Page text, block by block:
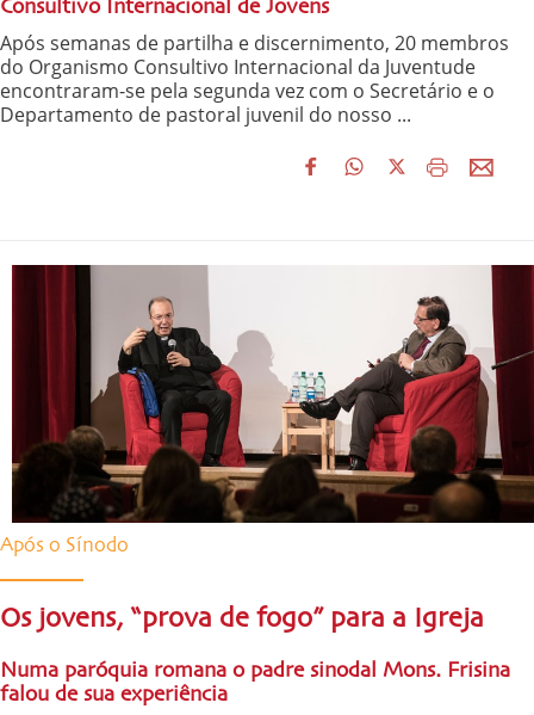
Consultivo Internacional de Jovens
Após semanas de partilha e discernimento, 20 membros
do Organismo Consultivo Internacional da Juventude
encontraram-se pela segunda vez com o Secretário e o
Departamento de pastoral juvenil do nosso ...
Após o Sínodo
Os jovens, “prova de fogo” para a Igreja
Numa paróquia romana o padre sinodal Mons. Frisina
falou de sua experiência